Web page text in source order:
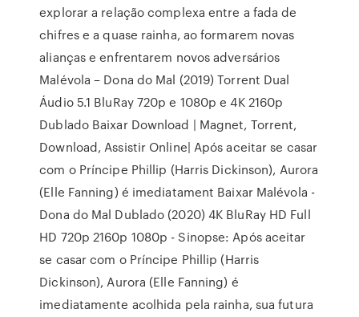
explorar a relação complexa entre a fada de
chifres e a quase rainha, ao formarem novas
alianças e enfrentarem novos adversários
Malévola – Dona do Mal (2019) Torrent Dual
Áudio 5.1 BluRay 720p e 1080p e 4K 2160p
Dublado Baixar Download | Magnet, Torrent,
Download, Assistir Online| Após aceitar se casar
com o Príncipe Phillip (Harris Dickinson), Aurora
(Elle Fanning) é imediatament Baixar Malévola -
Dona do Mal Dublado (2020) 4K BluRay HD Full
HD 720p 2160p 1080p - Sinopse: Após aceitar
se casar com o Príncipe Phillip (Harris
Dickinson), Aurora (Elle Fanning) é
imediatamente acolhida pela rainha, sua futura